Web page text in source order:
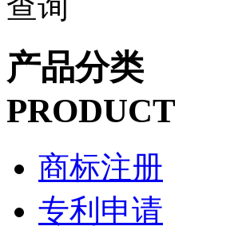
产品分类
PRODUCT
商标注册
专利申请